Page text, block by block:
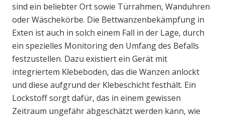
sind ein beliebter Ort sowie Türrahmen, Wanduhren
oder Wäschekörbe. Die Bettwanzenbekämpfung in
Exten ist auch in solch einem Fall in der Lage, durch
ein spezielles Monitoring den Umfang des Befalls
festzustellen. Dazu existiert ein Gerät mit
integriertem Klebeboden, das die Wanzen anlockt
und diese aufgrund der Klebeschicht festhält. Ein
Lockstoff sorgt dafür, das in einem gewissen
Zeitraum ungefähr abgeschätzt werden kann, wie